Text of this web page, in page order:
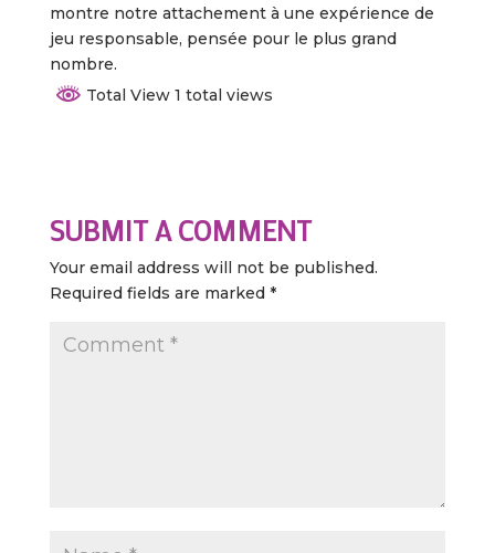
montre notre attachement à une expérience de
jeu responsable, pensée pour le plus grand
nombre.
Total View 1 total views
SUBMIT A COMMENT
Your email address will not be published.
Required fields are marked *